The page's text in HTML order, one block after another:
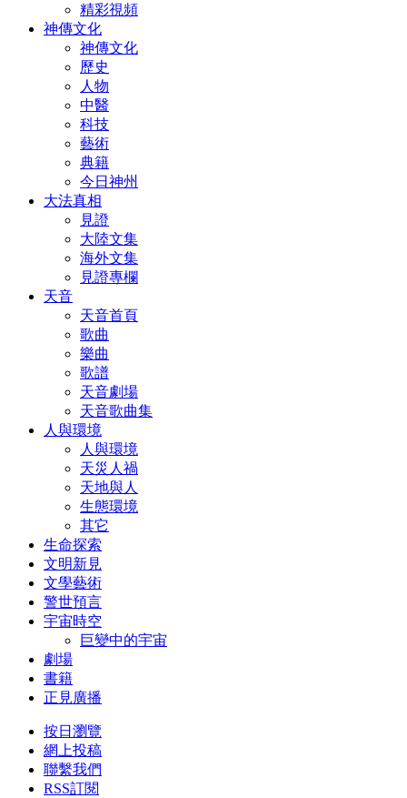
精彩視頻
神傳文化
神傳文化
歷史
人物
中醫
科技
藝術
典籍
今日神州
大法真相
見證
大陸文集
海外文集
見證專欄
天音
天音首頁
歌曲
樂曲
歌譜
天音劇場
天音歌曲集
人與環境
人與環境
天災人禍
天地與人
生態環境
其它
生命探索
文明新見
文學藝術
警世預言
宇宙時空
巨變中的宇宙
劇場
書籍
正見廣播
按日瀏覽
網上投稿
聯繫我們
RSS訂閱